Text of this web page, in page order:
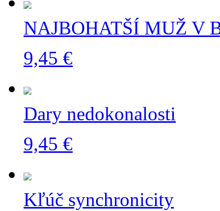
NAJBOHATŠÍ MUŽ V
9,45 €
Dary nedokonalosti
9,45 €
Kľúč synchronicity